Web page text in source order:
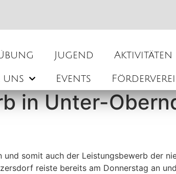
Jugend Aktivitäten
uns Events
in Unter-
somit auch der Leistungsbewerb der
reiste bereits am Donnerstag an